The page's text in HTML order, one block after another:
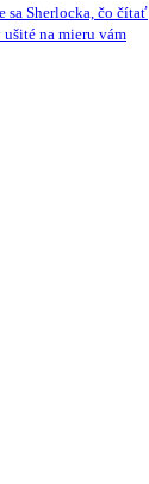
sa Sherlocka, čo čítať
na mieru vám